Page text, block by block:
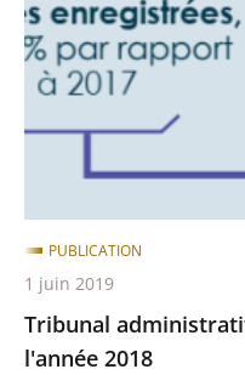
bilan
de
l'année
2018
Tribunal
l'année 2018
PUBLICATION
1 juin 2019